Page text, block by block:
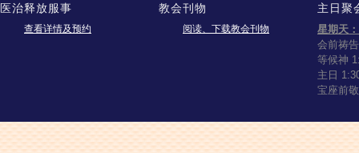
医治释放服事
查看详情及预约
教会刊物
阅读、下载教会刊物
主日聚
星期天：
会前祷
等候神
主日
宝座前